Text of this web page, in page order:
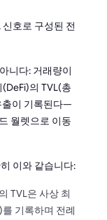
호로 구성된 전
니다: 거래량이
의 TVL(총
출이 기록된다—
월렛으로 이동
이와 같습니다:
TVL은 사상 최
기록하며 전례